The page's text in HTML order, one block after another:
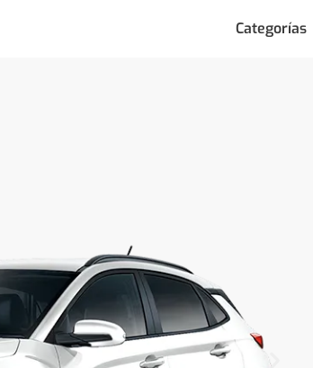
Categorías